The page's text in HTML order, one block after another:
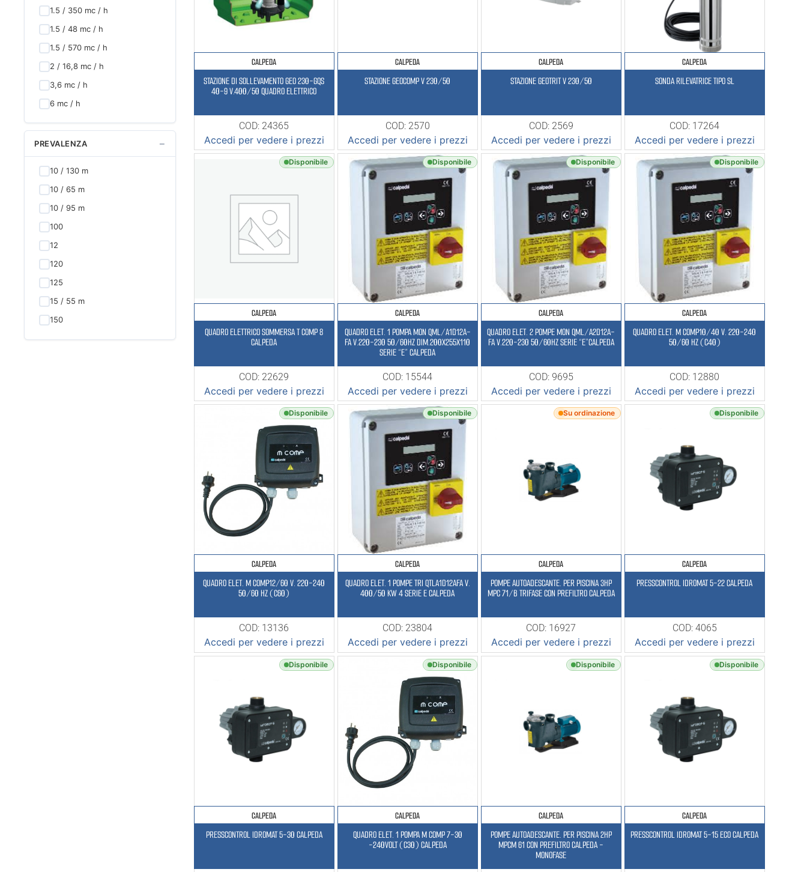
7,5
7,54
1.5 / 350 mc / h
1.5 / 48 mc / h
1.5 / 570 mc / h
2 / 16,8 mc / h
3,6 mc / h
6 mc / h
PREVALENZA −
10 / 130 m
10 / 65 m
10 / 95 m
100
12
120
125
15 / 55 m
150
16
CALPEDA
STAZIONE DI SOLLEVAMENTO GEO 230-GQS
40-9 V.400/50 QUADRO ELETTRICO
COD: 24365
Accedi per vedere i prezzi
CALPEDA
STAZIONE GEOCOMP V 230/50
COD: 2570
Accedi per vedere i prezzi
CALPEDA
STAZIONE GEOTRIT V 230/50
COD: 2569
Accedi per vedere i prezzi
CALPEDA
SONDA RILEVATRICE TIPO SL
COD: 17264
Accedi per vedere i prezzi
Disponibile
CALPEDA
QUADRO ELETTRICO SOMMERSA T COMP 8
CALPEDA
COD: 22629
Accedi per vedere i prezzi
Disponibile
CALPEDA
QUADRO ELET. 1 POMPA MON QML/A1D12A-
FA V.220-230 50/60HZ DIM.200X255X110
SERIE “E” CALPEDA
COD: 15544
Accedi per vedere i prezzi
Disponibile
CALPEDA
QUADRO ELET. 2 POMPE MON QML/A2D12A-
FA V.220-230 50/60HZ SERIE “E”CALPEDA
COD: 9695
Accedi per vedere i prezzi
Disponibile
CALPEDA
QUADRO ELET. M COMP10/40 V. 220-240
50/60 HZ (C40)
COD: 12880
Accedi per vedere i prezzi
Disponibile
CALPEDA
QUADRO ELET. M COMP12/60 V. 220-240
50/60 HZ (C60)
COD: 13136
Accedi per vedere i prezzi
Disponibile
CALPEDA
QUADRO ELET. 1 POMPE TRI QTLA1D12AFA V.
400/50 KW 4 SERIE E CALPEDA
COD: 23804
Accedi per vedere i prezzi
Su ordinazione
CALPEDA
POMPE AUTOADESCANTE. PER PISCINA 3HP
MPC 71/B TRIFASE CON PREFILTRO CALPEDA
COD: 16927
Accedi per vedere i prezzi
Disponibile
CALPEDA
PRESSCONTROL IDROMAT 5-22 CALPEDA
COD: 4065
Accedi per vedere i prezzi
Disponibile
CALPEDA
PRESSCONTROL IDROMAT 5-30 CALPEDA
Disponibile
CALPEDA
QUADRO ELET. 1 POMPA M COMP 7-30
-240VOLT (C30) CALPEDA
Disponibile
CALPEDA
POMPE AUTOADESCANTE. PER PISCINA 2HP
MPCM 61 CON PREFILTRO CALPEDA -
MONOFASE
Disponibile
CALPEDA
PRESSCONTROL IDROMAT 5-15 ECO CALPEDA